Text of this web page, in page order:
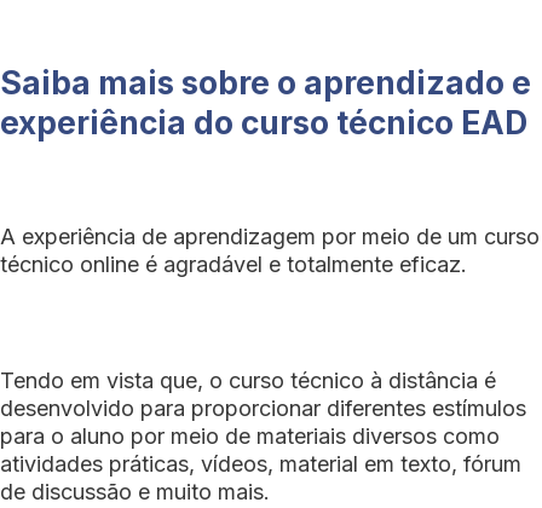
Saiba mais sobre o aprendizado e
experiência do curso técnico EAD
A experiência de aprendizagem por meio de um curso
técnico online é agradável e totalmente eficaz.
Tendo em vista que, o curso técnico à distância é
desenvolvido para proporcionar diferentes estímulos
para o aluno por meio de materiais diversos como
atividades práticas, vídeos, material em texto, fórum
de discussão e muito mais.